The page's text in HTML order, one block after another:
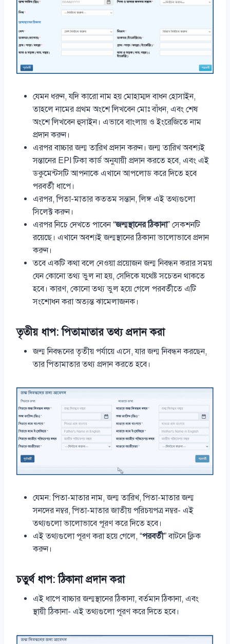
যেমন ধরুন, যদি কারো নাম হয় মোহাম্মদ বাধন হোসাইন,
তাহলে নামের প্রথম অংশে লিখবেন মোঃ বাঁধন, এবং শেষ
অংশে লিখবেন হুসাইন। এভাবে বাংলায় ও ইংরেজিতে নাম
প্রদান করুন।
এরপর বাচ্চার জন্ম তারিখ প্রদান করুন। জন্ম তারিখ অবশ্যই
সন্তানের EPI টিকা কার্ড অনুযায়ী প্রদান করতে হবে, এবং এই
ডকুমেন্টসটি আপনাকে এখানে আপলোড করে দিতে হবে
পরবর্তী ধাপে।
এরপর, পিতা-মাতার কততম সন্তান, লিঙ্গ এই তথ্যগুলো
সিলেক্ট করুন।
এরপর নিচে দেখতে পাবেন “জন্মস্থানের ঠিকানা” সেকশনটি
রয়েছে। এখানে অবশ্যই জন্মস্থানের ঠিকানা ভালোভাবে প্রদান
করুন।
তবে একটি কথা বলে নেওয়া প্রয়োজন জন্ম নিবন্ধন করার সময়
যেন কোনো তথ্য ভুল না হয়, সেদিকে যথেষ্ট সচেতন থাকতে
হবে। কারণ, কোনো তথ্য ভুল হয়ে গেলে পরবর্তীতে এটি
সংশোধন করা অত্যন্ত ঝামেলাজনক।
তৃতীয় ধাপ: পিতামাতার তথ্য প্রদান করা
জন্ম নিবন্ধনের তৃতীয় পর্যায়ে এসে, যার জন্ম নিবন্ধন করছেন,
তার পিতামাতার তথ্য প্রদান করতে হবে।
যেমন: পিতা-মাতার নাম, জন্ম তারিখ, পিতা-মাতার জন্ম
সনদের নম্বর, পিতা-মাতার জাতীয় পরিচয়পত্র নম্বর- এই
তথ্যগুলো ভালোভাবে পূরণ করে দিতে হবে।
এই তথ্যগুলো পূরণ করা হয়ে গেলে, “পরবর্তী” বাটনে ক্লিক
করুন।
চতুর্থ ধাপ: ঠিকানা প্রদান করা
এই ধাপে বাচ্চার জন্মস্থানের ঠিকানা, বর্তমান ঠিকানা, এবং
স্থায়ী ঠিকানা- এই তথ্যগুলো পূরণ করে দিতে হবে।